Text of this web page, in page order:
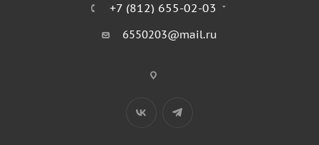
+7 (812) 655-02-03
6550203@mail.ru